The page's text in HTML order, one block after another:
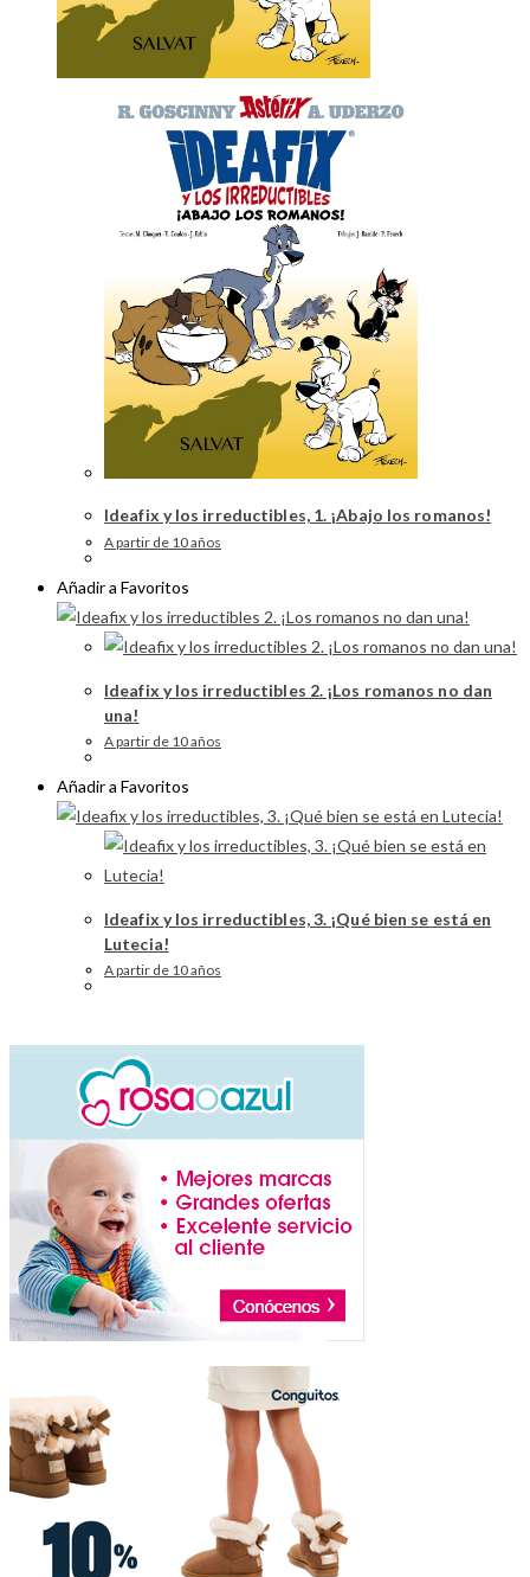
Ideafix y los irreductibles, 1. ¡Abajo los romanos!
A partir de 10 años
Añadir a Favoritos
Ideafix y los irreductibles 2. ¡Los romanos no dan
una!
A partir de 10 años
Añadir a Favoritos
Ideafix y los irreductibles, 3. ¡Qué bien se está en
Lutecia!
A partir de 10 años